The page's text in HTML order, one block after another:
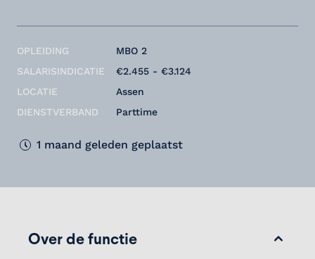
OPLEIDING
SALARISINDICATIE
LOCATIE
DIENSTVERBAND
MBO 2
€2.455 - €3.124
Assen
Parttime
1 maand geleden geplaatst
Over de functie